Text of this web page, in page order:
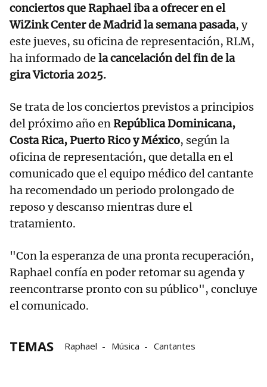
conciertos que Raphael iba a ofrecer en el
WiZink Center de Madrid la semana pasada, y
este jueves, su oficina de representación, RLM,
ha informado de la cancelación del fin de la
gira Victoria 2025.
Se trata de los conciertos previstos a principios
del próximo año enRepública Dominicana,
Costa Rica, Puerto Rico y México, según la
oficina de representación, que detalla en el
comunicado que el equipo médico del cantante
ha recomendado un periodo prolongado de
reposo y descanso mientras dure el
tratamiento.
"Con la esperanza de una pronta recuperación,
Raphael confía en poder retomar su agenda y
reencontrarse pronto con su público", concluye
el comunicado.
TEMAS Raphael Música Cantantes